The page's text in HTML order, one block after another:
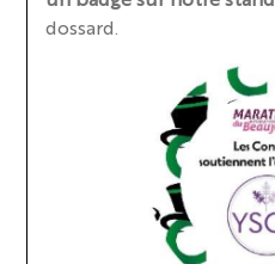
dossard.